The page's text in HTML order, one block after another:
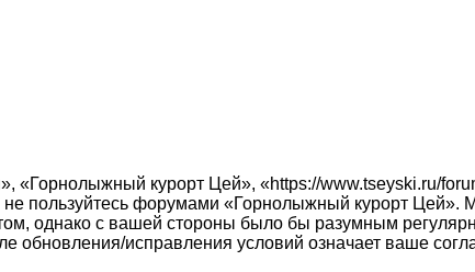
курорт Цей», «https://www.tseyski.ru/
пользуйтесь форумами «Горнолыжный курорт Цей».
однако с вашей стороны было бы разумным
обновления/исправления условий означает ваше